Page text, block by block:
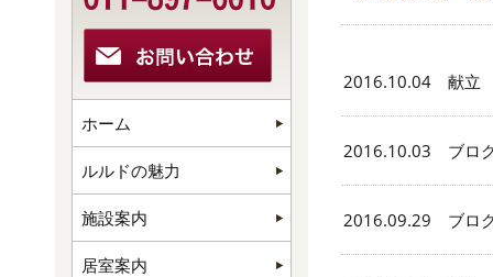
2016.10.04 献立
2016.10.03 ブロ
2016.09.29 ブロ
ホーム
ルルドの魅力
施設案内
居室案内